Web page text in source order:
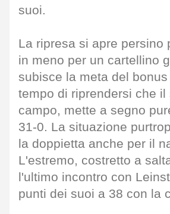
suoi.
La ripresa si apre persino
in meno per un cartellino
subisce la meta del
tempo di riprendersi che
campo, mette a segno
31-0. La situazione
la doppietta anche per il
L'estremo, costretto a
l'ultimo incontro con
punti dei suoi a 38 con la